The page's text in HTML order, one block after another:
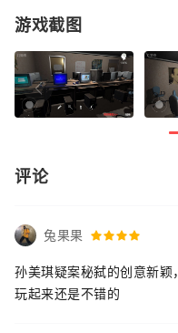
游戏截图
评论
兔果果
孙美琪疑案秘弑的创意新
玩起来还是不错的